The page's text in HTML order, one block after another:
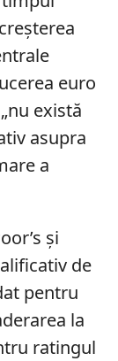
euro
există
asupra
a
şi
de
pentru
la
ratingul